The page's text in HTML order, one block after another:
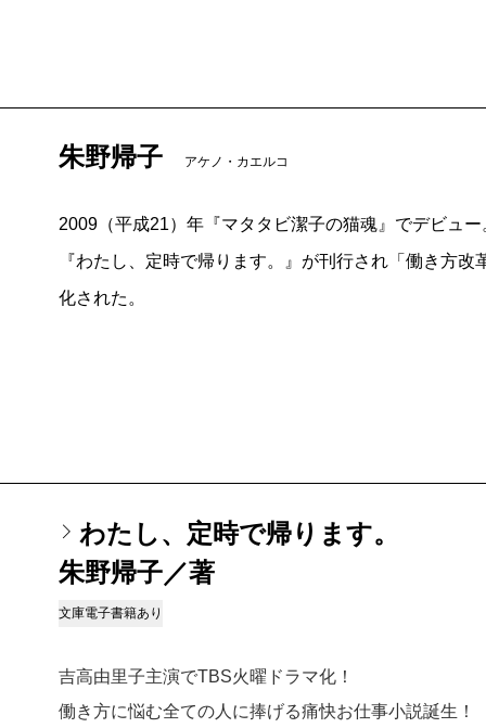
朱野帰子 アケノ・カエルコ
2009（平成21）年『マタタビ潔子の猫魂』でデビュ
『わたし、定時で帰ります。』が刊行され「働き方
化された。
わたし、定時で帰ります。
朱野帰子／著
文庫電子書籍あり
吉高由里子主演でTBS火曜ドラマ化！
働き方に悩む全ての人に捧げる痛快お仕事小説誕生！